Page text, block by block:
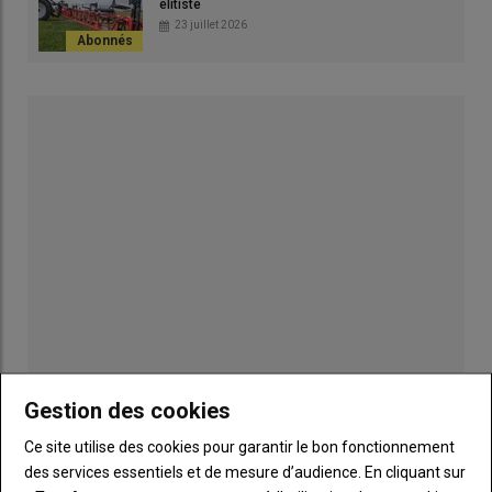
élitiste
23 juillet 2026
INSCRIPTION NEWSLETTER
Gestion des cookies
Ce site utilise des cookies pour garantir le bon fonctionnement
des services essentiels et de mesure d’audience. En cliquant sur